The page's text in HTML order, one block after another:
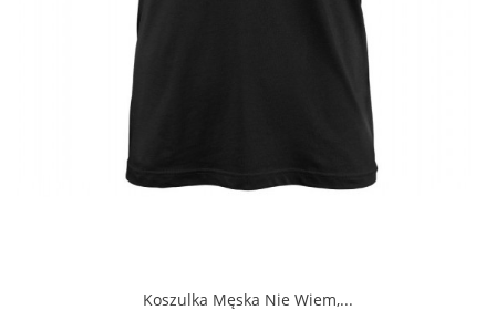
Koszulka Męska Nie Wiem,...